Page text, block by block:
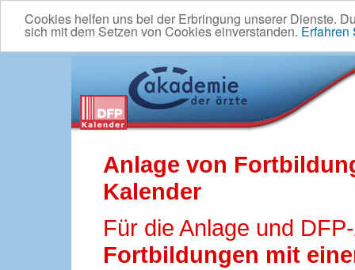
Cookies helfen uns bei der Erbringung unserer Dienste.
sich mit dem Setzen von Cookies einverstanden. Erfahren
Anlage von
Kalender
Für die Anlage und
Fortbildungen mit